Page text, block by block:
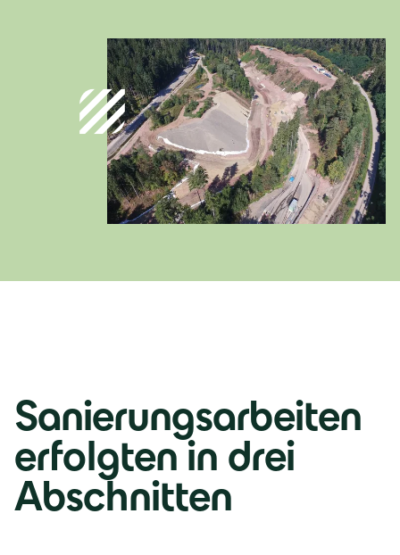
Sanierungsarbeiten
erfolgten in drei
Abschnitten
Österreich
Deutsch
Italia
Italiano